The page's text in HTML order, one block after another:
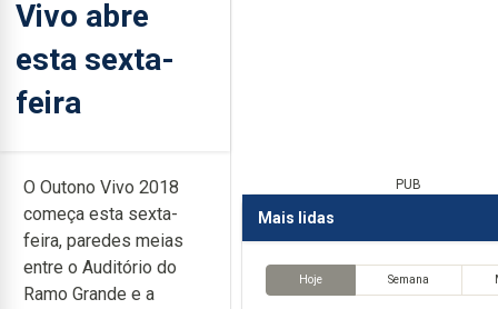
Vivo abre
esta sexta-
feira
O Outono Vivo 2018
começa esta sexta-
feira, paredes meias
entre o Auditório do
Ramo Grande e a
PUB
Mais lidas
Hoje Semana